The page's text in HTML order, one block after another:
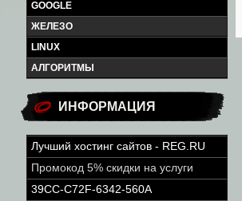
GOOGLE
ЖЕЛЕЗО
LINUX
АЛГОРИТМЫ
ИНФОРМАЦИЯ
Лучший хостинг сайтов - REG.RU
Промокод 5% скидки на услуги
39CC-C72F-6342-560A